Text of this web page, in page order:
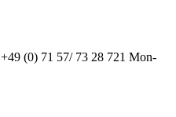
+49 (0) 71 57/ 73 28 721 Mon-